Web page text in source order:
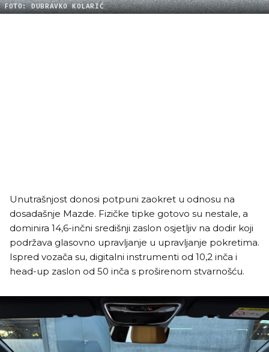
FOTO: DUBRAVKO KOLARIĆ
Unutrašnjost donosi potpuni zaokret u odnosu na
dosadašnje Mazde. Fizičke tipke gotovo su nestale, a
dominira 14,6-inčni središnji zaslon osjetljiv na dodir koji
podržava glasovno upravljanje u upravljanje pokretima.
Ispred vozača su, digitalni instrumenti od 10,2 inča i
head-up zaslon od 50 inča s proširenom stvarnošću.